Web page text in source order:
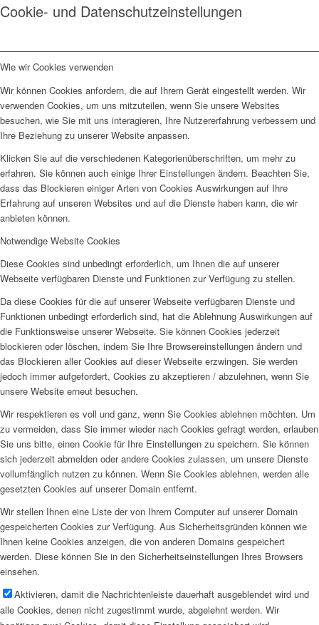
Cookie- und Datenschutzeinstellungen
Wie wir Cookies verwenden
Wir können Cookies anfordern, die auf Ihrem Gerät eingestellt werden. Wir
verwenden Cookies, um uns mitzuteilen, wenn Sie unsere Websites
besuchen, wie Sie mit uns interagieren, Ihre Nutzererfahrung verbessern und
Ihre Beziehung zu unserer Website anpassen.
Klicken Sie auf die verschiedenen Kategorienüberschriften, um mehr zu
erfahren. Sie können auch einige Ihrer Einstellungen ändern. Beachten Sie,
dass das Blockieren einiger Arten von Cookies Auswirkungen auf Ihre
Erfahrung auf unseren Websites und auf die Dienste haben kann, die wir
anbieten können.
Notwendige Website Cookies
Diese Cookies sind unbedingt erforderlich, um Ihnen die auf unserer
Webseite verfügbaren Dienste und Funktionen zur Verfügung zu stellen.
Da diese Cookies für die auf unserer Webseite verfügbaren Dienste und
Funktionen unbedingt erforderlich sind, hat die Ablehnung Auswirkungen auf
die Funktionsweise unserer Webseite. Sie können Cookies jederzeit
blockieren oder löschen, indem Sie Ihre Browsereinstellungen ändern und
das Blockieren aller Cookies auf dieser Webseite erzwingen. Sie werden
jedoch immer aufgefordert, Cookies zu akzeptieren / abzulehnen, wenn Sie
unsere Website erneut besuchen.
Wir respektieren es voll und ganz, wenn Sie Cookies ablehnen möchten. Um
zu vermeiden, dass Sie immer wieder nach Cookies gefragt werden, erlauben
Sie uns bitte, einen Cookie für Ihre Einstellungen zu speichern. Sie können
sich jederzeit abmelden oder andere Cookies zulassen, um unsere Dienste
vollumfänglich nutzen zu können. Wenn Sie Cookies ablehnen, werden alle
gesetzten Cookies auf unserer Domain entfernt.
Wir stellen Ihnen eine Liste der von Ihrem Computer auf unserer Domain
gespeicherten Cookies zur Verfügung. Aus Sicherheitsgründen können wie
Ihnen keine Cookies anzeigen, die von anderen Domains gespeichert
werden. Diese können Sie in den Sicherheitseinstellungen Ihres Browsers
einsehen.
Aktivieren, damit die Nachrichtenleiste dauerhaft ausgeblendet wird und
alle Cookies, denen nicht zugestimmt wurde, abgelehnt werden. Wir